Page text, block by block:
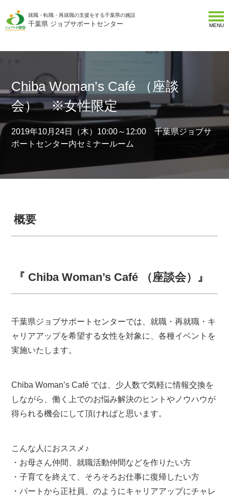
就職・転職・再就職の支援をする千葉県の施設
千葉県 ジョブサポートセンター MENU
Chiba Woman’s Café （座談
会） ※女性限定
2019年10月24日（木）10:00～12:00 千葉県ジョブサ
ポートセンター内セミナールーム
概要
『 Chiba Woman’s Café （座談会）』
千葉県ジョブサポートセンターでは、就職・再就職・キ
ャリアアップを希望する女性を対象に、各種イベントを
実施いたします。
Chiba Woman’s Café では、少人数で気軽に情報交換を
しながら、働く上でのお悩み解決のヒントやノウハウが
得られる機会にして頂ければと思います。
こんな人におススメ♪
・お母さん仲間、就職活動仲間などを作りたい方
・子育てを終えて、そろそろお仕事に復帰したい方
・パートから正社員、のようにキャリアアップにチャレ